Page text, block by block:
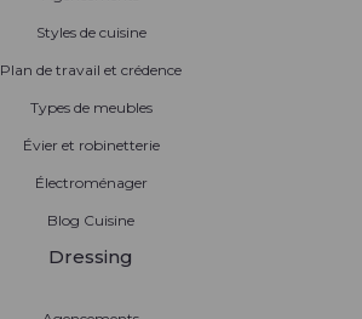
Styles de cuisine
Plan de travail et crédence
Types de meubles
Évier et robinetterie
Électroménager
Blog Cuisine
Dressing